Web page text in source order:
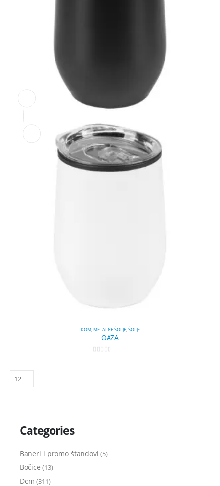
DOM,METALNE ŠOLJE,ŠOLJE
OAZA
0out of 5
Categories
Baneri i promo štandovi (5)
Bočice (13)
Dom (311)